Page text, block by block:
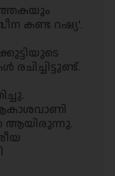
കണ്ട റഷ്യ'.
ആയിരുന്നു.